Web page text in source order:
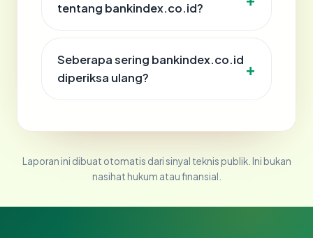
tentang bankindex.co.id?
Seberapa sering bankindex.co.id
diperiksa ulang?
Laporan ini dibuat otomatis dari sinyal teknis publik. Ini bukan
nasihat hukum atau finansial.